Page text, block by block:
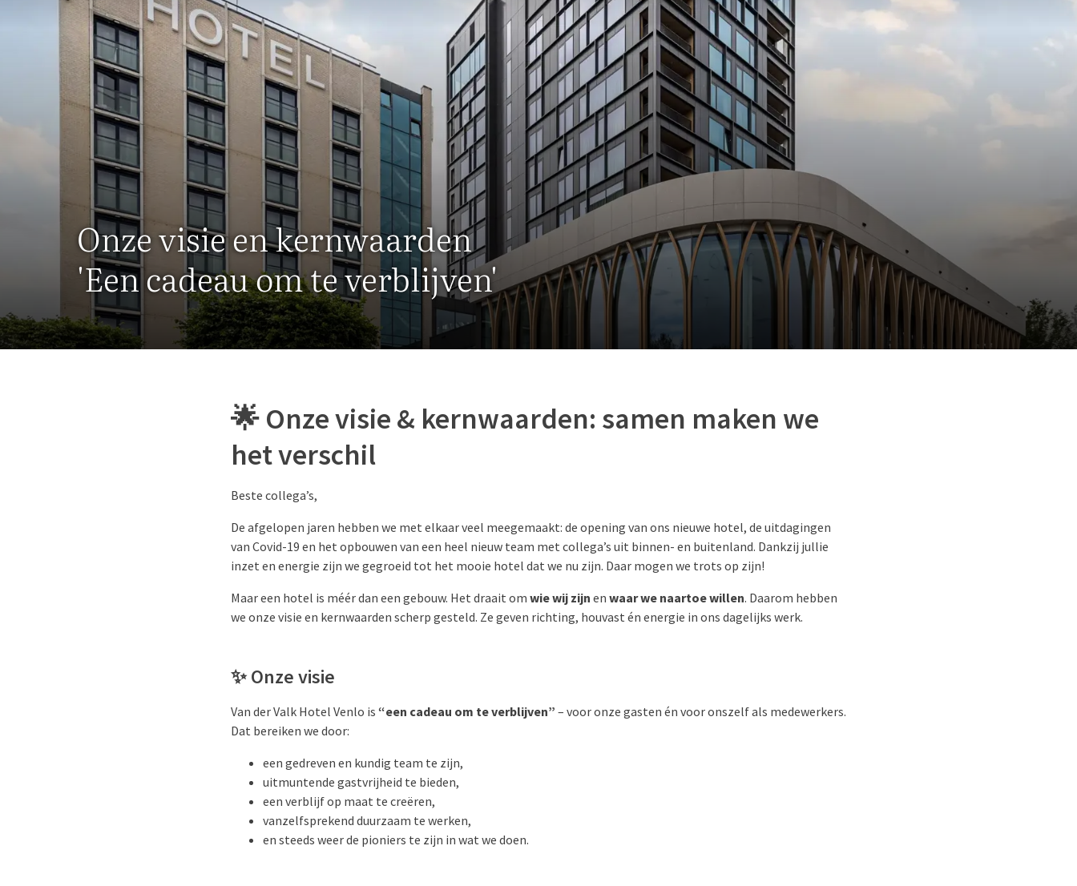
Onze visie en kernwaarden
'Een cadeau om te verblijven'
🌟 Onze visie & kernwaarden: samen maken we
het verschil
Beste collega’s,
De afgelopen jaren hebben we met elkaar veel meegemaakt: de opening van ons nieuwe hotel, de uitdagingen
van Covid-19 en het opbouwen van een heel nieuw team met collega’s uit binnen- en buitenland. Dankzij jullie
inzet en energie zijn we gegroeid tot het mooie hotel dat we nu zijn. Daar mogen we trots op zijn!
Maar een hotel is méér dan een gebouw. Het draait om wie wij zijn en waar we naartoe willen. Daarom hebben
we onze visie en kernwaarden scherp gesteld. Ze geven richting, houvast én energie in ons dagelijks werk.
✨Onze visie
Van der Valk Hotel Venlo is “een cadeau om te verblijven” – voor onze gasten én voor onszelf als medewerkers.
Dat bereiken we door:
een gedreven en kundig team te zijn,
uitmuntende gastvrijheid te bieden,
een verblijf op maat te creëren,
vanzelfsprekend duurzaam te werken,
en steeds weer de pioniers te zijn in wat we doen.